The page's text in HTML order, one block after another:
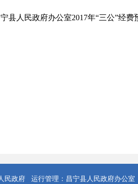
县人民政府办公室2017年“三公”经费